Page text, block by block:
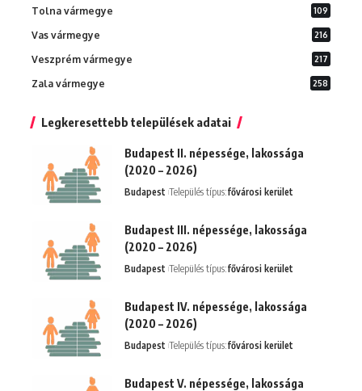
Tolna vármegye 109
Vas vármegye 216
Veszprém vármegye 217
Zala vármegye 258
Legkeresettebb települések adatai
Budapest II. népessége, lakossága
(2020 – 2026)
Budapest Település típus:fővárosi kerület
Budapest III. népessége, lakossága
(2020 – 2026)
Budapest Település típus:fővárosi kerület
Budapest IV. népessége, lakossága
(2020 – 2026)
Budapest Település típus:fővárosi kerület
Budapest V. népessége, lakossága